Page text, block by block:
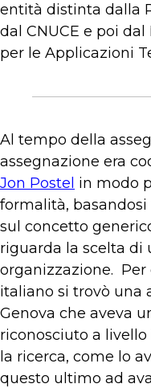
entità distinta dalla
dal CNUCE e poi
per le Applicazioni
Al tempo della
assegnazione era
Jon Postel in modo
formalità,
sul concetto
riguarda la scelta di
organizzazione.
italiano si trovò una
Genova che aveva
riconosciuto a
la ricerca, come lo
questo ultimo ad